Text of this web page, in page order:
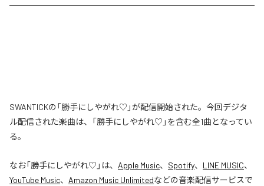
SWANTICKの「勝手にしやがれ♡」が配信開始された。今回デジタ
ル配信された楽曲は、「勝手にしやがれ♡」を含む全1曲となってい
る。
なお「勝手にしやがれ♡ 」は、 Apple Music、 Spotify、 LINE MUSIC、
YouTube Music、 Amazon Music Unlimitedなどの音楽配信サービスで